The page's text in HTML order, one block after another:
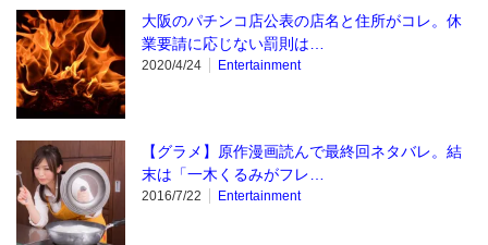
大阪のパチンコ店公表の店名と住所がコレ。休
業要請に応じない罰則は…
2020/4/24 Entertainment
【グラメ】原作漫画読んで最終回ネタバレ。結
末は「一木くるみがフレ…
2016/7/22 Entertainment